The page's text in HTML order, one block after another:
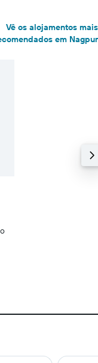
Vê os alojamentos mais
em Nagpur